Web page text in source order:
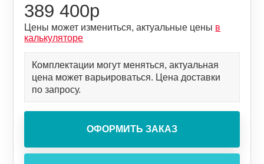
389 400р
Цены может измениться, актуальные цены в
калькуляторе
Комплектации могут меняться, актуальная
цена может варьироваться. Цена доставки
по запросу.